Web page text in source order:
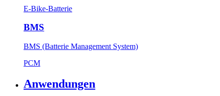
E-Bike-Batterie
BMS
BMS (Batterie Management System)
PCM
Anwendungen